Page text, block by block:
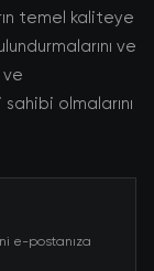
temel kaliteye
ve
olmalarını
e-postanıza